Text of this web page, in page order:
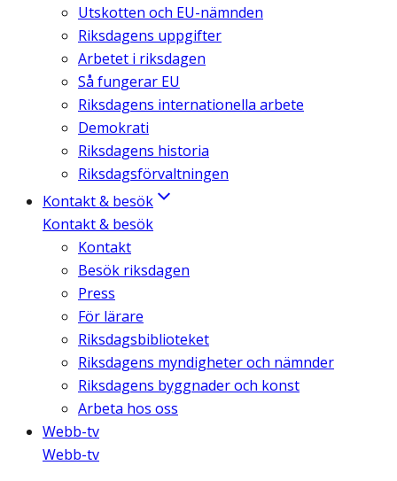
Utskotten och EU-nämnden
Riksdagens uppgifter
Arbetet i riksdagen
Så fungerar EU
Riksdagens internationella arbete
Demokrati
Riksdagens historia
Riksdagsförvaltningen
Kontakt & besök
Kontakt & besök
Kontakt
Besök riksdagen
Press
För lärare
Riksdagsbiblioteket
Riksdagens myndigheter och nämnder
Riksdagens byggnader och konst
Arbeta hos oss
Webb-tv
Webb-tv